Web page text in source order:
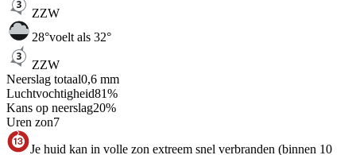
ZZW
28°voelt als 32°
ZZW
Neerslag totaal0,6 mm
Luchtvochtigheid81%
Kans op neerslag20%
Uren zon7
Je huid kan in volle zon extreem snel verbranden (binnen 10